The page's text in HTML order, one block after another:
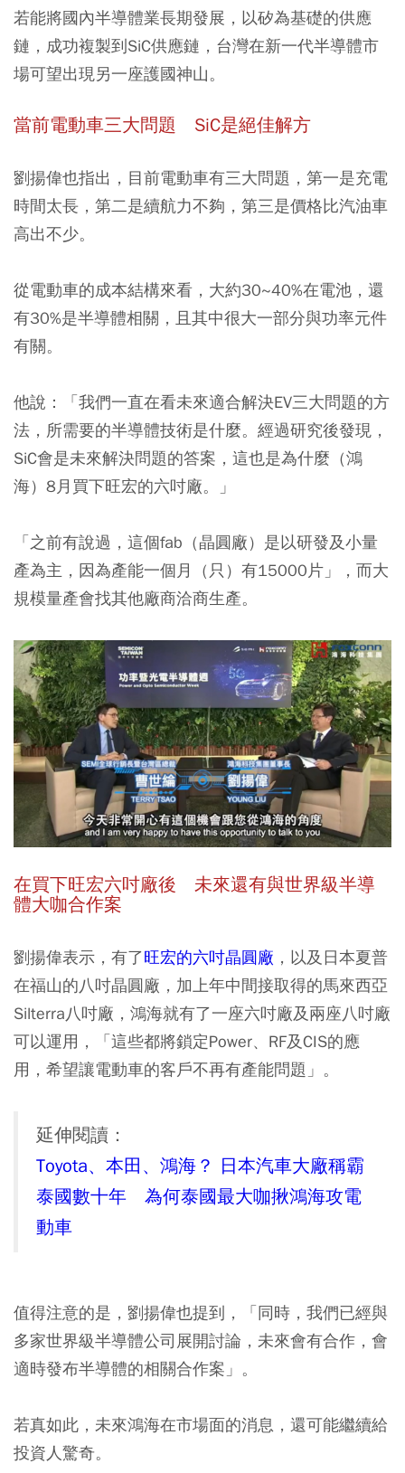
若能將國內半導體業長期發展，以矽為基礎的供應
鏈，成功複製到SiC供應鏈，台灣在新一代半導體市
場可望出現另一座護國神山。
當前電動車三大問題 SiC是絕佳解方
劉揚偉也指出，目前電動車有三大問題， 第一是充電
時間太長，第二是續航力不夠，第三是價格比汽油車
高出不少。
從電動車的成本結構來看，大約30~40%在電池，還
有30%是半導體相關，且其中很大一部分與功率元件
有關。
他說：「我們一直在看未來適合解決EV三大問題的方
法，所需要的半導體技術是什麼。經過研究後發現，
SiC會是未來解決問題的答案，這也是為什麼（鴻
海）8月買下旺宏的六吋廠。」
「之前有說過，這個fab（晶圓廠）是以研發及小量
產為主，因為產能一個月（只）有15000片」，而大
規模量產會找其他廠商洽商生產。
在買下旺宏六吋廠後 未來還有與世界級半導
體大咖合作案
劉揚偉表示，有了旺宏的六吋晶圓廠 ，以及日本夏普
在福山的八吋晶圓廠，加上年中間接取得的馬來西亞
Silterra八吋廠，鴻海就有了一座六吋廠及兩座八吋廠
可以運用，「這些都將鎖定Power、RF及CIS的應
用，希望讓電動車的客戶不再有產能問題」。
延伸閱讀：
Toyota、本田、鴻海？ 日本汽車大廠稱霸
泰國數十年 為何泰國最大咖揪鴻海攻電
動車
值得注意的是，劉揚偉也提到，「同時，我們已經與
多家世界級半導體公司展開討論 ，未來會有合作，會
適時發布半導體的相關合作案」。
若真如此，未來鴻海在市場面的消息，還可能繼續給
投資人驚奇。